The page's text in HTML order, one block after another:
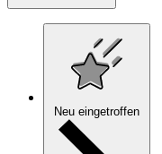
Neu eingetroffen